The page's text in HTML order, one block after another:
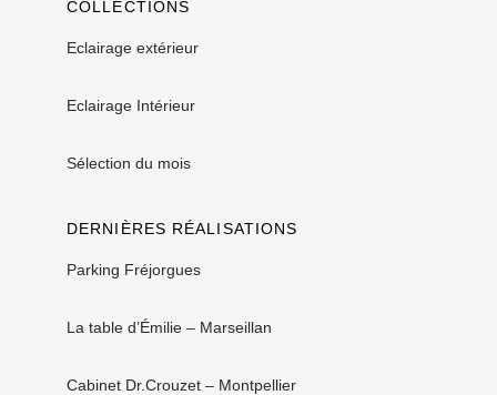
COLLECTIONS
Eclairage extérieur
Eclairage Intérieur
Sélection du mois
DERNIÈRES RÉALISATIONS
Parking Fréjorgues
La table d’Émilie – Marseillan
Cabinet Dr.Crouzet – Montpellier